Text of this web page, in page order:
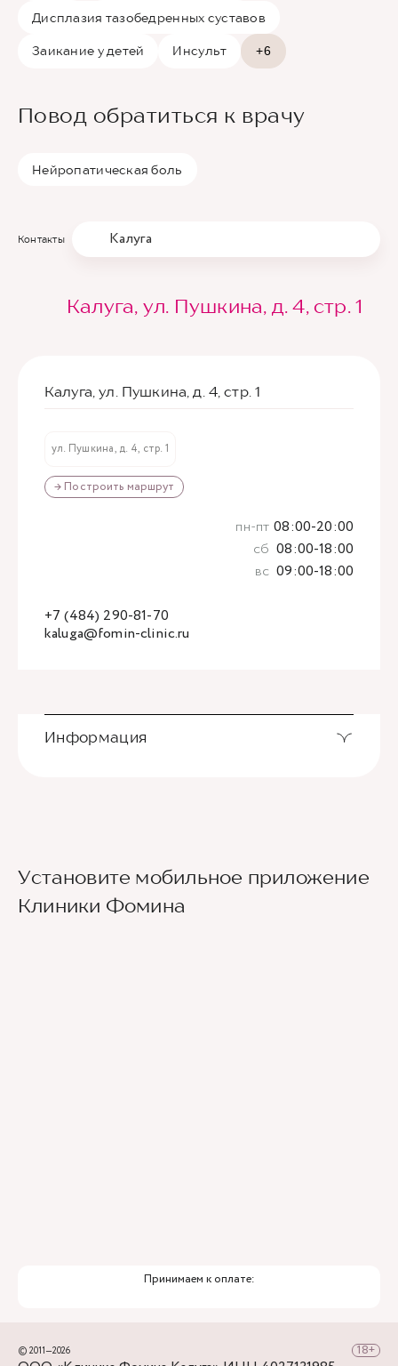
Дисплазия тазобедренных суставов
Заикание у детей Инсульт +6
Повод обратиться к врачу
Нейропатическая боль
Контакты Калуга
Калуга, ул. Пушкина, д. 4, стр. 1
Калуга, ул. Пушкина, д. 4, стр. 1
ул. Пушкина, д. 4, стр. 1
→ Построить маршрут
kaluga@fomin-clinic.ru
+7 (484) 290-81-70
пн-пт 08:00-20:00
сб 08:00-18:00
вс 09:00-18:00
Информация
Ведущие врачи региона
Установите мобильное приложение
Клиники Фомина
Принимаем к оплате:
© 2011—2026